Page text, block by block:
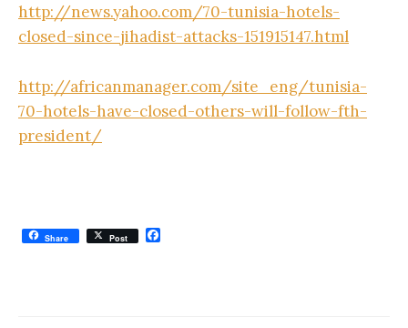
http://news.yahoo.com/70-tunisia-hotels-
closed-since-jihadist-attacks-151915147.html
http://africanmanager.com/site_eng/tunisia-
70-hotels-have-closed-others-will-follow-fth-
president/
Share Post